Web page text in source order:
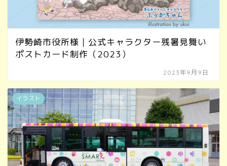
伊勢崎市役所様｜公式キャラクター残暑見舞い
ポストカード制作（2023）
2023年9月9日
イラスト